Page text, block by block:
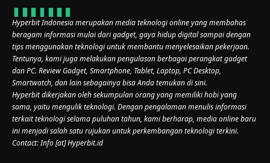
Hyperbit Indonesia merupakan media teknologi online yang membahas
beragam informasi mulai dari gadget, gaya hidup digital sampai dengan
tips menggunakan teknologi untuk membantu menyelesaikan pekerjaan.
Tentunya, kami juga melakukan pengulasan berbagai perangkat gadget
dan PC. Review Gadget, Smartphone, Tablet, Laptop, PC Desktop,
Smartwatch, dan lain sebagainya bisa Anda temukan di sini.
Hyperbit dikerjakan oleh sekumpulan orang yang memiliki hobi yang
sama, yaitu mengulik teknologi. Dengan pengalaman menulis informasi
terkait teknologi selama puluhan tahun, kami berharap, media online baru
ini menjadi salah satu rujukan untuk perkembangan teknologi terkini.
Contact: Info [at] Hyperbit.id